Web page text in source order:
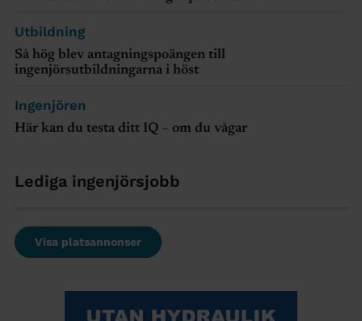
Utbildning
Så hög blev antagningspoängen till
ingenjörsutbildningarna i höst
Ingenjören
Här kan du testa ditt IQ – om du vågar
Lediga ingenjörsjobb
Visa platsannonser